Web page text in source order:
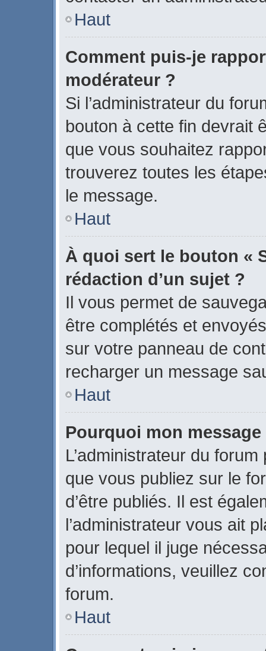
Haut
Comment puis-je
modérateur ?
Si l’administrateur du
bouton à cette fin devrait
que vous souhaitez
trouverez toutes les
le message.
Haut
À quoi sert le bouton «
rédaction d’un sujet ?
Il vous permet de
être complétés et
sur votre panneau de
recharger un message
Haut
Pourquoi mon
L’administrateur du
que vous publiez sur le
d’être publiés. Il est
l’administrateur vous ait
pour lequel il juge
d’informations, veuillez
forum.
Haut